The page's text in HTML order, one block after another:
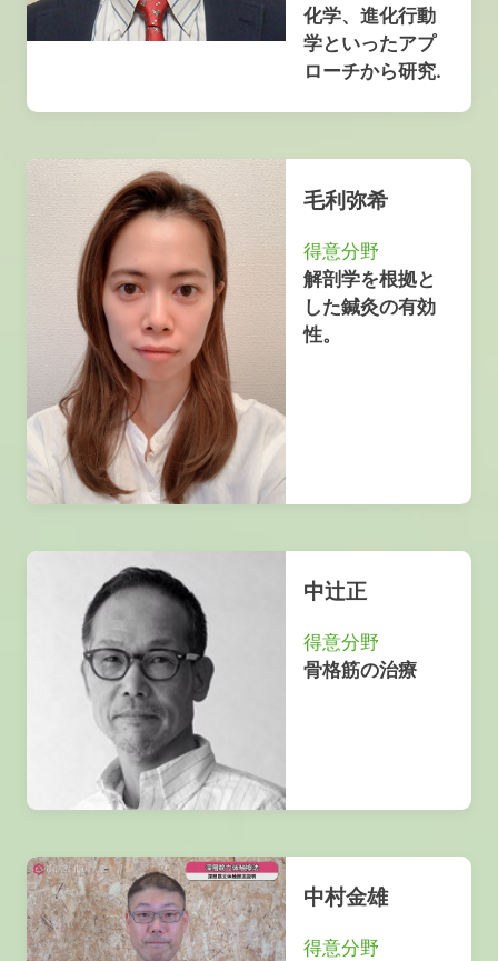
化学、進化行動
学といったアプ
ローチから研究.
毛利弥希
得意分野
解剖学を根拠と
した鍼灸の有効
性。
中辻正
得意分野
骨格筋の治療
中村金雄
得意分野